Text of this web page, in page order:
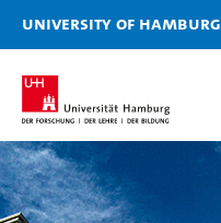
University of Hamburg